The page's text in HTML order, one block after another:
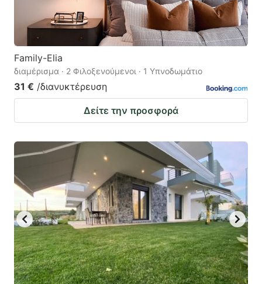
Family-Elia
διαμέρισμα · 2 Φιλοξενούμενοι · 1 Υπνοδωμάτιο
31 € /διανυκτέρευση
Δείτε την προσφορά